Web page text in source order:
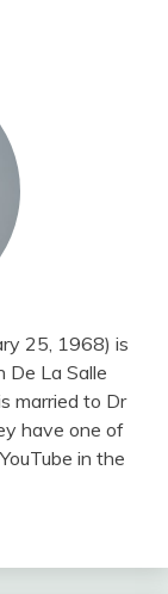
25, 1968) is
De La Salle
married to Dr
have one of
in the